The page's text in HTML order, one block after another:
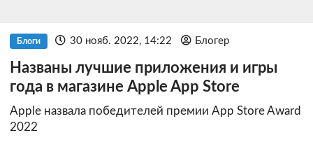
Блоги 30 нояб. 2022, 14:22 Блогер
Названы лучшие приложения и игры
года в магазине Apple App Store
Apple назвала победителей премии App Store Award
2022